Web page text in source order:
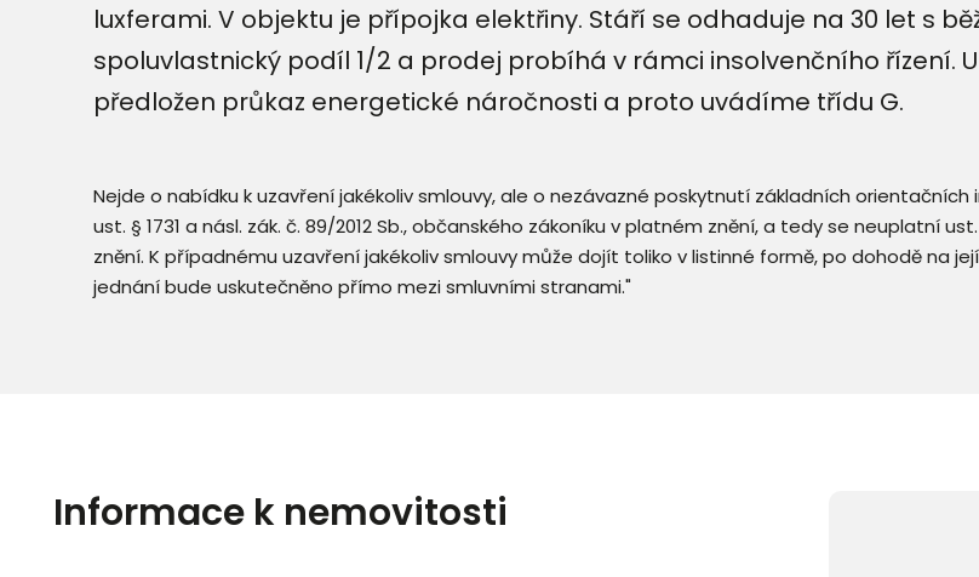
luxferami. V objektu je přípojka elektřiny. Stáří se odhaduje na 30 let s
spoluvlastnický podíl 1/2 a prodej probíhá v rámci insolvenčního řízení.
předložen průkaz energetické náročnosti a proto uvádíme třídu G.
Nejde o nabídku k uzavření jakékoliv smlouvy, ale o nezávazné poskytnutí základních
ust. § 1731 a násl. zák. č. 89/2012 Sb., občanského zákoníku v platném znění, a tedy se neuplatní
znění. K případnému uzavření jakékoliv smlouvy může dojít toliko v listinné formě, po dohodě na
jednání bude uskutečněno přímo mezi smluvními stranami."
Informace k nemovitosti